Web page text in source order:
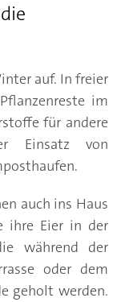
auf. In freier
im
für andere
Einsatz von
auch ins Haus
ihre Eier in der
während der
oder dem
geholt werden.